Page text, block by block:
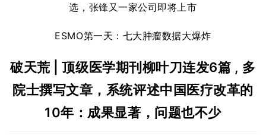
选，张锋又一家公司即将上市
ESMO第一天：七大肿瘤数据大爆炸
破天荒 | 顶级医学期刊柳叶刀连发6篇 , 多
院士撰写文章，系统评述中国医疗改革的
10年：成果显著，问题也不少